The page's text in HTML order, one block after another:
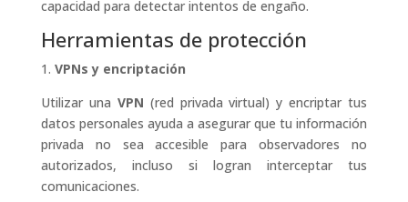
capacidad para detectar intentos de engaño.
Herramientas de protección
1. VPNs y encriptación
Utilizar una VPN (red privada virtual) y encriptar tus
datos personales ayuda a asegurar que tu información
privada no sea accesible para observadores no
autorizados, incluso si logran interceptar tus
comunicaciones.